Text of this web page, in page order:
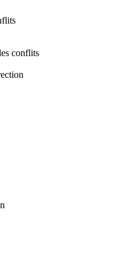
conflits